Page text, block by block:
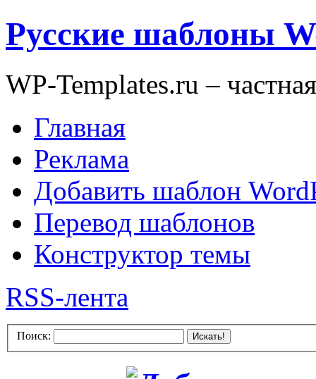
Русские шаблоны
WP-Templates.ru –
Главная
Реклама
Добавить шаблон
Перевод шаблонов
Конструктор темы
RSS-лента
Поиск: Искать!